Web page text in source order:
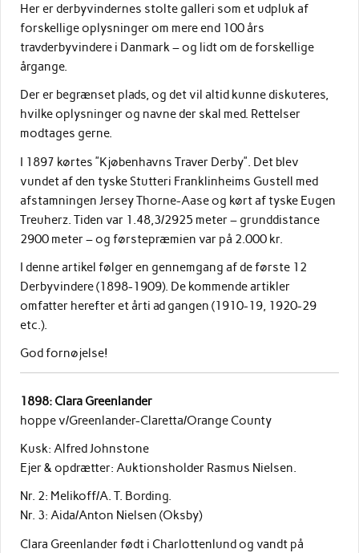
Her er derbyvindernes stolte galleri som et udpluk af
forskellige oplysninger om mere end 100 års
travderbyvindere i Danmark – og lidt om de forskellige
årgange.
Der er begrænset plads, og det vil altid kunne diskuteres,
hvilke oplysninger og navne der skal med. Rettelser
modtages gerne.
I 1897 kørtes ”Kjøbenhavns Traver Derby”. Det blev
vundet af den tyske Stutteri Franklinheims Gustell med
afstamningen Jersey Thorne-Aase og kørt af tyske Eugen
Treuherz. Tiden var 1.48,3/2925 meter – grunddistance
2900 meter – og førstepræmien var på 2.000 kr.
I denne artikel følger en gennemgang af de første 12
Derbyvindere (1898-1909). De kommende artikler
omfatter herefter et årti ad gangen (1910-19, 1920-29
etc.).
God fornøjelse!
1898: Clara Greenlander
hoppe v/Greenlander-Claretta/Orange County
Kusk: Alfred Johnstone
Ejer & opdrætter: Auktionsholder Rasmus Nielsen.
Nr. 2: Melikoff/A. T. Bording.
Nr. 3: Aida/Anton Nielsen (Oksby)
Clara Greenlander født i Charlottenlund og vandt på